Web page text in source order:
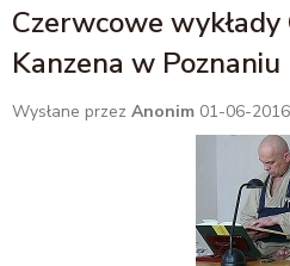
e
r
a
Czerwcowe wykłady
Kanzena w Poznaniu
Wysłane przez Anonim 01-06-